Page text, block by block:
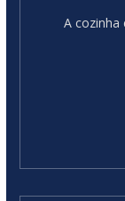
A cozinha